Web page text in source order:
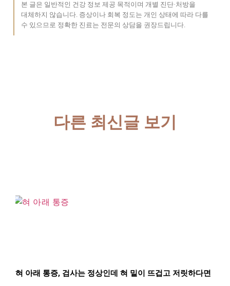
본 글은 일반적인 건강 정보 제공 목적이며 개별 진단·처방을
대체하지 않습니다. 증상이나 회복 정도는 개인 상태에 따라 다를
수 있으므로 정확한 진료는 전문의 상담을 권장드립니다.
다른 최신글 보기
혀 아래 통증, 검사는 정상인데 혀 밑이 뜨겁고 저릿하다면